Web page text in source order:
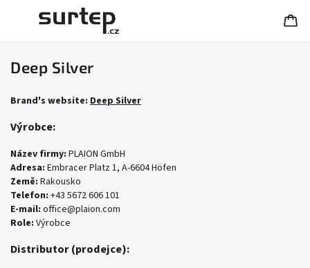
Deep Silver
Brand's website: Deep Silver
Výrobce:
Název firmy: PLAION GmbH
Adresa: Embracer Platz 1, A-6604 Höfen
Země: Rakousko
Telefon: +43 5672 606 101
E-mail: office@plaion.com
Role: Výrobce
Distributor (prodejce):